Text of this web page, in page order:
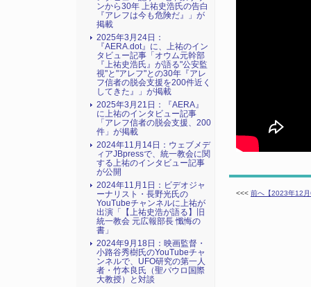
<<< 前へ【2023年12
ンから30年 上祐史浩氏の告白
『アレフは今も危険だ』」が
掲載
2025年3月24日：
『AERA.dot』に、上祐のイン
タビュー記事「オウム元幹部
『上祐史浩氏』が語る"公安監
視"と"アレフ"との30年『アレ
フ信者の脱会支援を200件近く
してきた』」が掲載
2025年3月21日：『AERA』
に上祐のインタビュー記事
「アレフ信者の脱会支援、200
件」が掲載
2024年11月14日：ウェブメデ
ィアJBpressで、統一教会に関
する上祐のインタビュー記事
が公開
2024年11月1日：ビデオジャ
ーナリスト・長野光氏の
YouTubeチャンネルに上祐が
出演「【上祐史浩が語る】旧
統一教会 元広報部長 懺悔の
書」
2024年9月18日：映画監督・
小路谷秀樹氏のYouTubeチャ
ンネルで、UFO研究の第一人
者・竹本良氏（聖パウロ国際
大教授）と対談